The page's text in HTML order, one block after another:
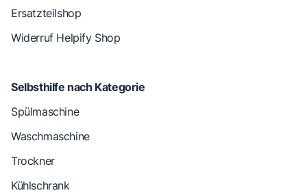
Ersatzteilshop
Widerruf Helpify Shop
Selbsthilfe nach Kategorie
Spülmaschine
Waschmaschine
Trockner
Kühlschrank